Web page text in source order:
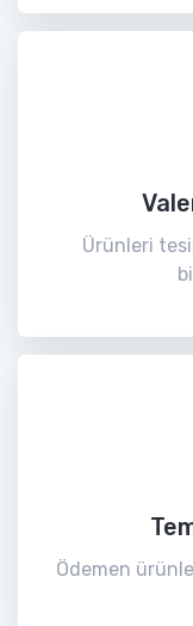
Ürünleri
Ödemen